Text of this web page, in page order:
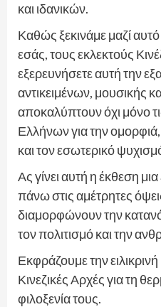
και ιδανικών.
Καθώς ξεκινάμε μαζί
εσάς, τους εκλεκτούς
εξερευνήσετε αυτή την
αντικειμένων, μουσικής
αποκαλύπτουν όχι μόνο
Ελλήνων για την
και τον εσωτερικό
Ας γίνει αυτή η έκθεση
πάνω στις αμέτρητες
διαμορφώνουν την
τον πολιτισμό και την
Εκφράζουμε την
Κινεζικές Αρχές για τη
φιλοξενία τους.